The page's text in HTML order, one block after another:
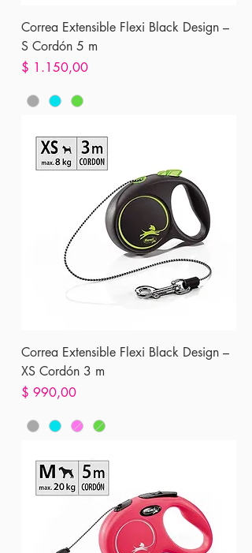
Correa Extensible Flexi Black Design –
S Cordón 5 m
Precio
$ 1.150,00
Correa Extensible Flexi Black Design –
XS Cordón 3 m
Precio
$ 990,00